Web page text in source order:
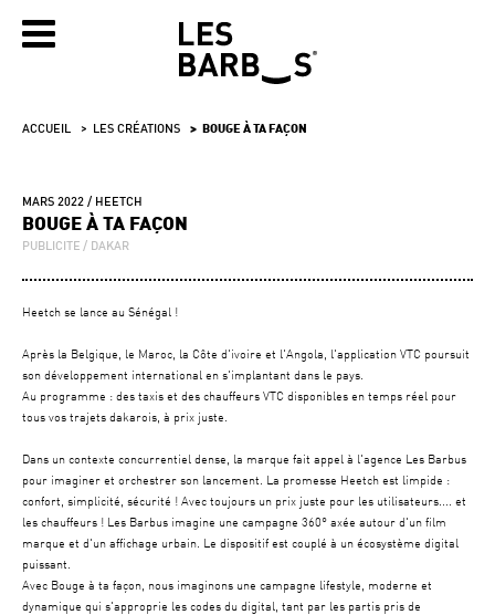
ACCUEIL LES CRÉATIONS BOUGE À TA FAÇON
MARS 2022 HEETCH
BOUGE À TA FAÇON
PUBLICITE DAKAR
Heetch se lance au Sénégal !
Après la Belgique, le Maroc, la Côte d'ivoire et l'Angola, l'application VTC poursuit
son développement international en s'implantant dans le pays.
Au programme : des taxis et des chauffeurs VTC disponibles en temps réel pour
tous vos trajets dakarois, à prix juste.
Dans un contexte concurrentiel dense, la marque fait appel à l'agence Les Barbus
pour imaginer et orchestrer son lancement. La promesse Heetch est limpide :
confort, simplicité, sécurité ! Avec toujours un prix juste pour les utilisateurs.... et
les chauffeurs ! Les Barbus imagine une campagne 360° axée autour d'un film
marque et d'un affichage urbain. Le dispositif est couplé à un écosystème digital
puissant.
Avec Bouge à ta façon, nous imaginons une campagne lifestyle, moderne et
dynamique qui s'approprie les codes du digital, tant par les partis pris de